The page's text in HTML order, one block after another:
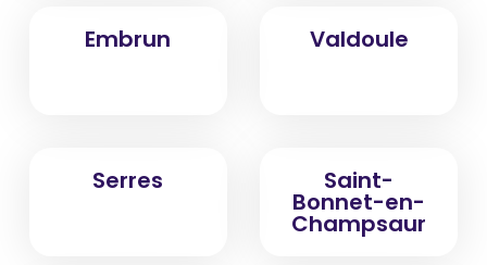
Embrun Valdoule
Serres Saint-
Bonnet-en-
Champsaur